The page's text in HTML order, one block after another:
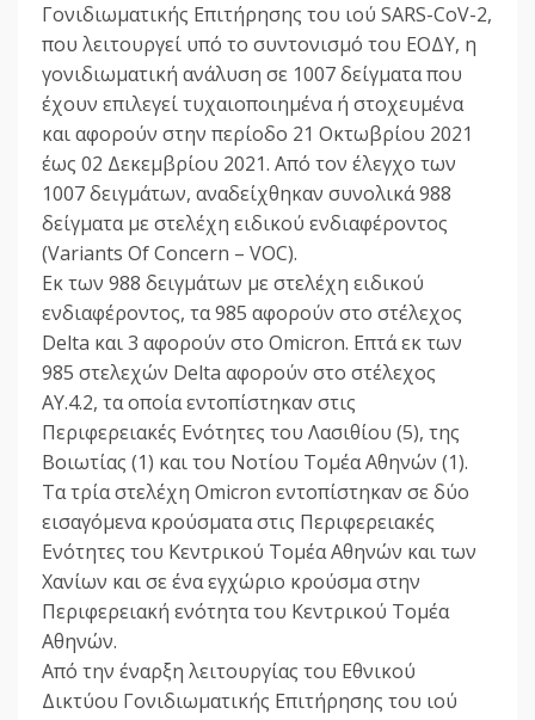
Γονιδιωματικής Επιτήρησης του ιού SARS-CoV-2,
που λειτουργεί υπό το συντονισμό του ΕΟΔΥ, η
γονιδιωματική ανάλυση σε 1007 δείγματα που
έχουν επιλεγεί τυχαιοποιημένα ή στοχευμένα
και αφορούν στην περίοδο 21 Οκτωβρίου 2021
έως 02 Δεκεμβρίου 2021. Από τον έλεγχο των
1007 δειγμάτων, αναδείχθηκαν συνολικά 988
δείγματα με στελέχη ειδικού ενδιαφέροντος
(Variants Of Concern – VOC).
Εκ των 988 δειγμάτων με στελέχη ειδικού
ενδιαφέροντος, τα 985 αφορούν στο στέλεχος
Delta και 3 αφορούν στο Omicron. Επτά εκ των
985 στελεχών Delta αφορούν στο στέλεχος
AY.4.2, τα οποία εντοπίστηκαν στις
Περιφερειακές Ενότητες του Λασιθίου (5), της
Βοιωτίας (1) και του Νοτίου Τομέα Αθηνών (1).
Τα τρία στελέχη Omicron εντοπίστηκαν σε δύο
εισαγόμενα κρούσματα στις Περιφερειακές
Ενότητες του Κεντρικού Τομέα Αθηνών και των
Χανίων και σε ένα εγχώριο κρούσμα στην
Περιφερειακή ενότητα του Κεντρικού Τομέα
Αθηνών.
Από την έναρξη λειτουργίας του Εθνικού
Δικτύου Γονιδιωματικής Επιτήρησης του ιού